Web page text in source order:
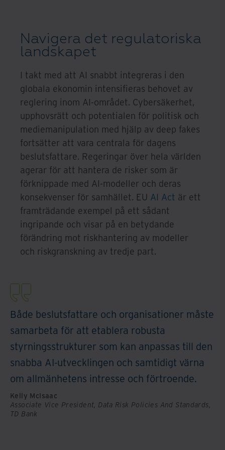
Navigera det regulatoriska
landskapet
I takt med att AI snabbt integreras i den
globala ekonomin intensifieras behovet av
reglering inom AI-området. Cybersäkerhet,
upphovsrätt och potentialen för politisk och
mediemanipulation med hjälp av deep fakes
fortsätter att vara centrala för dagens
beslutsfattare. Regeringar över hela världen
agerar för att hantera de risker som är
förknippade med AI-modeller och deras
konsekvenser för samhället. EU AI Act är ett
framträdande exempel på ett sådant
ingripande och visar på en betydande
förändring mot riskhantering av modeller
och riskgranskning av tredje part.
Både beslutsfattare och organisationer måste
samarbeta för att etablera robusta
styrningsstrukturer som kan anpassas till den
snabba AI-utvecklingen och samtidigt värna
om allmänhetens intresse och förtroende.
Kelly McIsaac
Associate Vice President, Data Risk Policies And Standards,
TD Bank